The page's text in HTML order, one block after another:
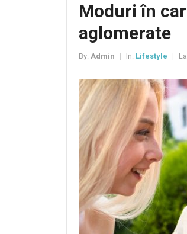
Moduri în
aglomerate
By: Admin In: Lifestyle